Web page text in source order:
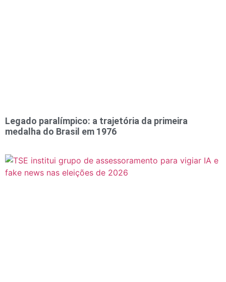
Legado paralímpico: a trajetória da primeira
medalha do Brasil em 1976